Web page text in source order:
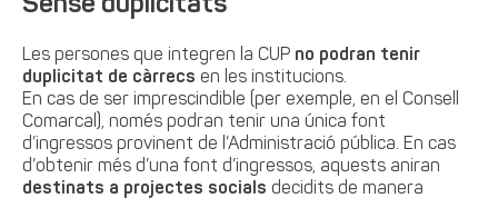
Sense duplicitats
Les persones que integren la CUP no podran tenir
duplicitat de càrrecs en les institucions.
En cas de ser imprescindible (per exemple, en el Consell
Comarcal), només podran tenir una única font
d’ingressos provinent de l’Administració pública. En cas
d’obtenir més d’una font d’ingressos, aquests aniran
destinats a projectes socials decidits de manera